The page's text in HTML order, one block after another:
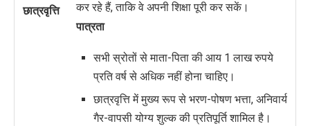
छात्रवृत्ति
कर रहे हैं, ताकि वे अपनी शिक्षा पूरी कर सकें।
पात्रता
सभी स्रोतों से माता-पिता की आय 1 लाख रुपये
प्रति वर्ष से अधिक नहीं होना चाहिए।
छात्रवृत्ति में मुख्य रूप से भरण-पोषण भत्ता, अनिवार्य
गैर-वापसी योग्य शुल्क की प्रतिपूर्ति शामिल है।